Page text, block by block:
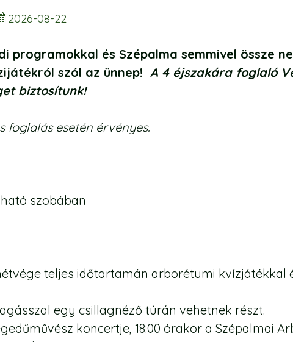
2026-08-22
programokkal és Szépalma semmivel össze
szól az ünnep! A 4 éjszakára foglaló
biztosítunk!
foglalás esetén érvényes.
szobában
teljes időtartamán arborétumi kvízjátékkal
egy csillagnéző túrán vehetnek részt.
koncertje, 18:00 órakor a Szépalmai